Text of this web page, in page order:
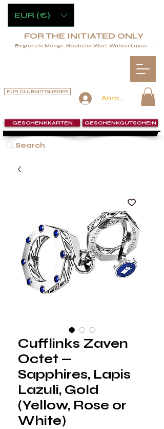
Anmelden
FÜR CLUBMITGLIEDER
Search
GESCHENKKARTEN GESCHENKGUTSCHEIN
FOR THE INITIATED ONLY
— Begrenzte Menge. Höchster Wert. Wahrer Luxus. —
EUR (€)
Cufflinks Zaven
Octet —
Sapphires, Lapis
Lazuli, Gold
(Yellow, Rose or
White)